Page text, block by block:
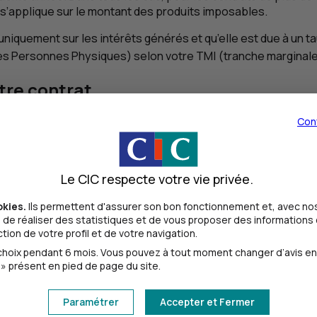
sur le montant des produits imposables.
sur les intérêts générés et qu’elle est due à un
Personnes Physiques) selon votre TMI (tranche
contrat
de bénéficier en Gestion Libre d’une offre financière
supports en unités de compte investis sur les
derniers est exposée à des fluctuations, à la hausse
des marchés financiers.
contrat, les unités de compte reposant sur divers actifs
en contrepartie d’un risque de perte en capital.
frais du contrat et non sur la valeur des parts. Le
notamment en fonction de votre capacité à subir
Le CIC respecte votre vie privée.
Ils permettent d'assurer son bon fonctionnement et, avec
réaliser des statistiques et de vous proposer des informations
de votre profil et de votre navigation.
pendant 6 mois. Vous pouvez à tout moment changer d’avis
présent en pied de page du site.
Accepter et Fermer
Paramétrer